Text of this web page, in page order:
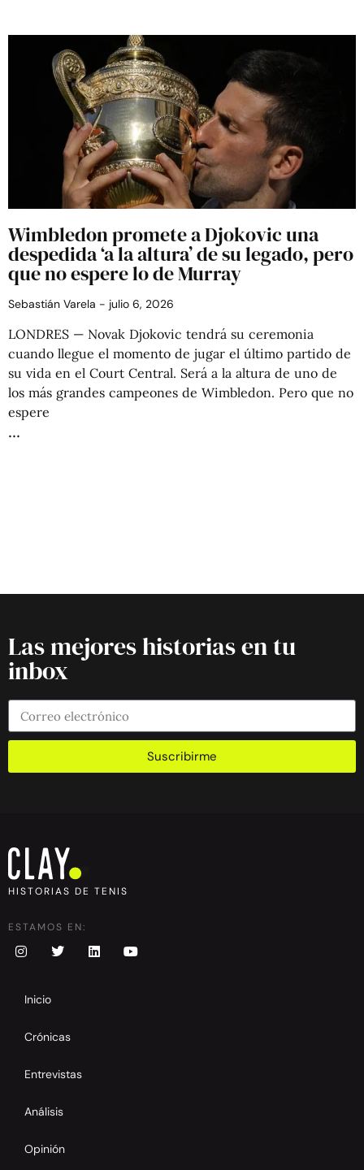
Wimbledon promete a Djokovic una
despedida ‘a la altura’ de su legado, pero
que no espere lo de Murray
Sebastián Varela julio 6, 2026
LONDRES — Novak Djokovic tendrá su ceremonia
cuando llegue el momento de jugar el último partido de
su vida en el Court Central. Será a la altura de uno de
los más grandes campeones de Wimbledon. Pero que no
espere
Las mejores historias en tu
inbox
Suscribirme
HISTORIAS DE TENIS
ESTAMOS EN:
Inicio
Crónicas
Entrevistas
Análisis
Opinión